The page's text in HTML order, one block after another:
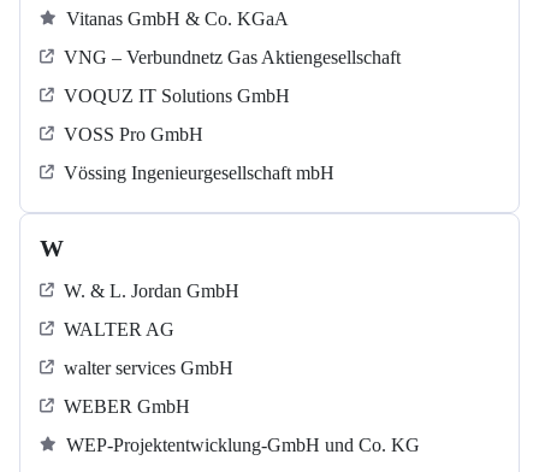
Vitanas GmbH & Co. KGaA
VNG – Verbundnetz Gas Aktiengesellschaft
VOQUZ IT Solutions GmbH
VOSS Pro GmbH
Vössing Ingenieurgesellschaft mbH
W
W. & L. Jordan GmbH
WALTER AG
walter services GmbH
WEBER GmbH
WEP-Projektentwicklung-GmbH und Co. KG